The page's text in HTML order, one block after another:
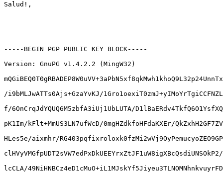
Salud!,
-----BEGIN PGP PUBLIC KEY BLOCK-----
Version: GnuPG v1.4.2.2 (MingW32)
/i9bMLJwATTs0Ajs+GzaYvKJ/
f/6OnCrqJdYQUQ6M5zbfA3iUj1UbLUTA/
pK1Im/kFlt+MmUS3LN7ufWcD/0mgHZdkfoHFdaKXEr/
HLes5e/aixmhr/
lcCLA/